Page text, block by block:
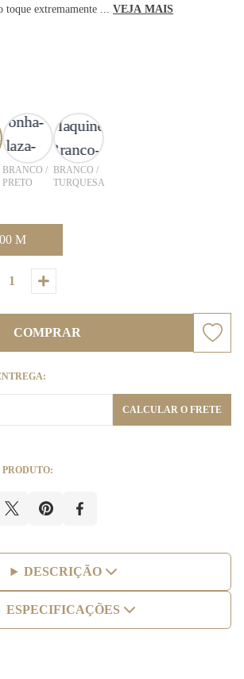
toque extremamente ... VEJA MAIS
BRANCO /
PRETO
BRANCO /
TURQUESA
M
COMPRAR
CALCULAR O FRETE
DESCRIÇÃO
ESPECIFICAÇÕES